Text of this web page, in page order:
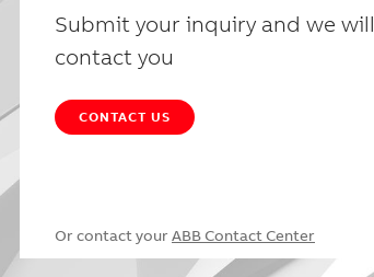
Submit your inquiry and we will
contact you
CONTACT US
Or contact your ABB Contact Center